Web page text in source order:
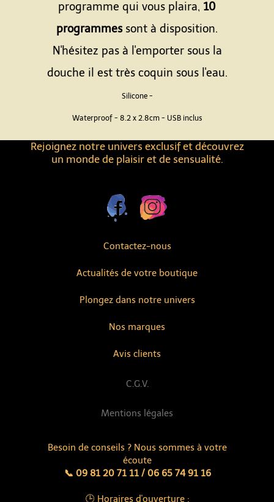
Contactez-nous
Actualités de votre boutique
Avis clients
Nos marques
Rejoignez notre univers exclusif et découvrez
un monde de plaisir et de sensualité.
Besoin de conseils ? Nous sommes à votre
écoute
📞 09 81 20 71 11 / 06 65 74 91 16
🕒 Horaires d'ouverture :
Plongez dans notre univers
Mentions légales
C.G.V.
programme qui vous plaira, 10
programmessont à disposition.
N'hésitez pas à l'emporter sous la
douche il est très coquin sous l'eau.
Silicone -
Waterproof - 8.2 x 2.8cm - USB inclus